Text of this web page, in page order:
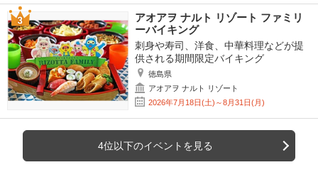
アオアヲ ナルト リゾート ファミリ
ーバイキング
刺身や寿司、洋食、中華料理などが提
供される期間限定バイキング
徳島県
アオアヲ ナルト リゾート
2026年7月18日(土)～8月31日(月)
4位以下のイベントを見る